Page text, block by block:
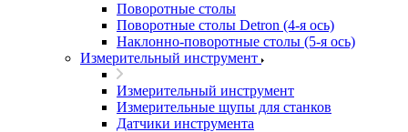
Поворотные столы
Поворотные столы Detron (4-я ось)
Наклонно-поворотные столы (5-я ось)
Измерительный инструмент
Измерительный инструмент
Измерительные щупы для станков
Датчики инструмента